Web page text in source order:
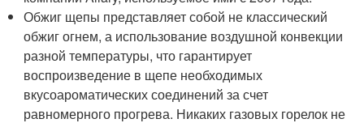
Обжиг щепы представляет собой не классический
обжиг огнем, а использование воздушной конвекции
разной температуры, что гарантирует
воспроизведение в щепе необходимых
вкусоароматических соединений за счет
равномерного прогрева. Никаких газовых горелок не